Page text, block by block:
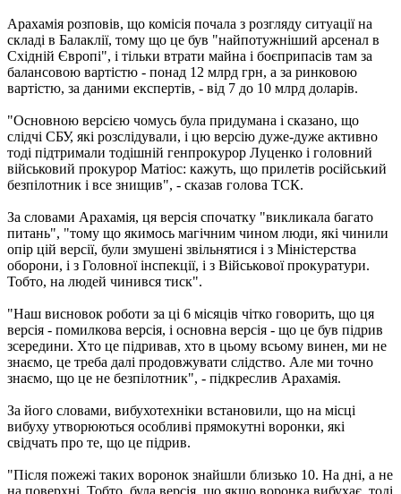
Арахамія розповів, що комісія почала з розгляду ситуації на
складі в Балаклії, тому що це був "найпотужніший арсенал в
Східній Європі", і тільки втрати майна і боєприпасів там за
балансовою вартістю - понад 12 млрд грн, а за ринковою
вартістю, за даними експертів, - від 7 до 10 млрд доларів.
"Основною версією чомусь була придумана і сказано, що
слідчі СБУ, які розслідували, і цю версію дуже-дуже активно
тоді підтримали тодішній генпрокурор Луценко і головний
військовий прокурор Матіос: кажуть, що прилетів російський
безпілотник і все знищив", - сказав голова ТСК.
За словами Арахамія, ця версія спочатку "викликала багато
питань", "тому що якимось магічним чином люди, які чинили
опір цій версії, були змушені звільнятися і з Міністерства
оборони, і з Головної інспекції, і з Військової прокуратури.
Тобто, на людей чинився тиск".
"Наш висновок роботи за ці 6 місяців чітко говорить, що ця
версія - помилкова версія, і основна версія - що це був підрив
зсередини. Хто це підривав, хто в цьому всьому винен, ми не
знаємо, це треба далі продовжувати слідство. Але ми точно
знаємо, що це не безпілотник", - підкреслив Арахамія.
За його словами, вибухотехніки встановили, що на місці
вибуху утворюються особливі прямокутні воронки, які
свідчать про те, що це підрив.
"Після пожежі таких воронок знайшли близько 10. На дні, а не
на поверхні. Тобто, була версія, що якщо воронка вибухає, тоді